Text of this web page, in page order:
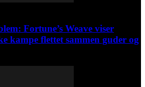
Fortune’s Weave viser
kampe flettet sammen guder og